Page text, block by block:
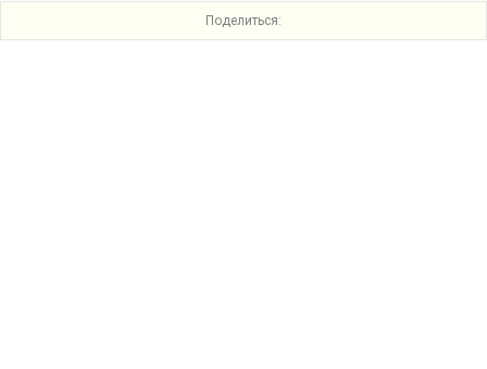
Поделиться: